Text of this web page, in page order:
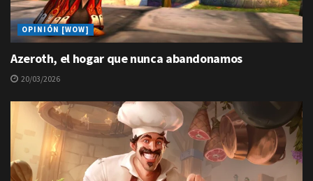
OPINIÓN [WOW]
Azeroth, el hogar que nunca abandonamos
20/03/2026